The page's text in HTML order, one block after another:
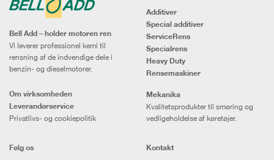
Bell Add – holder motoren ren
Vi leverer professionel kemi til
rensning af de indvendige dele i
benzin- og dieselmotorer.
Om virksomheden
Leverandørservice
Privatlivs- og cookiepolitik
Additiver
Special additiver
ServiceRens
Specialrens
Heavy Duty
Rensemaskiner
Mekanika
Kvalitetsprodukter til smøring og
vedligeholdelse af køretøjer.
Følg os Kontakt